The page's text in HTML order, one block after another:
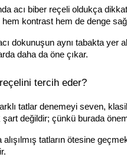
acı biber reçeli oldukça
kontrast hem de denge
dokunuşun aynı tabakta yer
daha da öne çıkar.
tercih eder?
tatlar denemeyi seven,
değildir; çünkü burada
tatların ötesine